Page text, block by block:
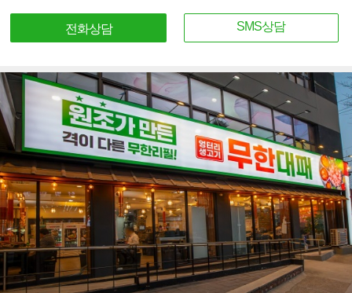
전화상담 SMS상담